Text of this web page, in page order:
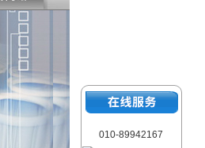
010-89942167